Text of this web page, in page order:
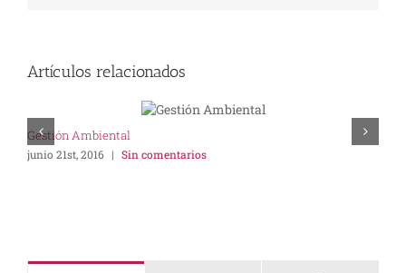
Artículos relacionados
Gestión Ambiental
junio 21st, 2016 | Sin comentarios